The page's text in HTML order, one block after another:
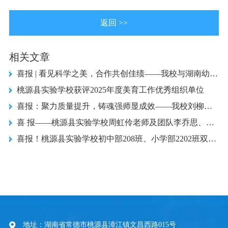
返回 >>
相关文章
喜报 | 看见科学之美，合作共创佳绩——我校与湖南幼儿师范高等专科学校合作实验展演荣获市级一等奖
桃源县实验学校获评2025年度美育工作优秀组织单位
喜报：聚力质量提升，铸魂强师显成效——我校刘柳老师市级赛课载誉而归
喜 报——桃源县实验学校周虹伶老师及团队李乔思、邓琴老师荣获省小学语文学术年会评课二等奖
喜报！桃源县实验学校初中部208班、小学部2202班双双斩获县建制班合唱比赛一等奖
地址：湖南省常德市桃源县漳江镇文昌西路015号